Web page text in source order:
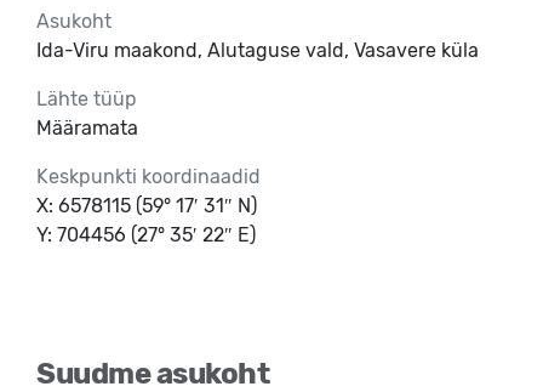
Asukoht
Ida-Viru maakond, Alutaguse vald, Vasavere küla
Lähte tüüp
Määramata
Keskpunkti koordinaadid
X: 6578115 (59° 17′ 31″ N)
Y: 704456 (27° 35′ 22″ E)
Suudme asukoht